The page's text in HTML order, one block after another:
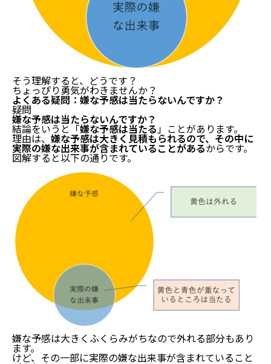
そう理解すると、どうです？
ちょっぴり勇気がわきませんか？
よくある疑問：嫌な予感は当たらないんですか？
疑問
嫌な予感は当たらないんですか？
結論をいうと「嫌な予感は当たる 」ことがあります。
理由は、 嫌な予感は大きく見積もられるので、その中に
実際の嫌な出来事が含まれていることがあるからです。
図解すると以下の通りです。
嫌な予感は大きくふくらみがちなので外れる部分もあり
ます。
けど、その一部に実際の嫌な出来事が含まれていること